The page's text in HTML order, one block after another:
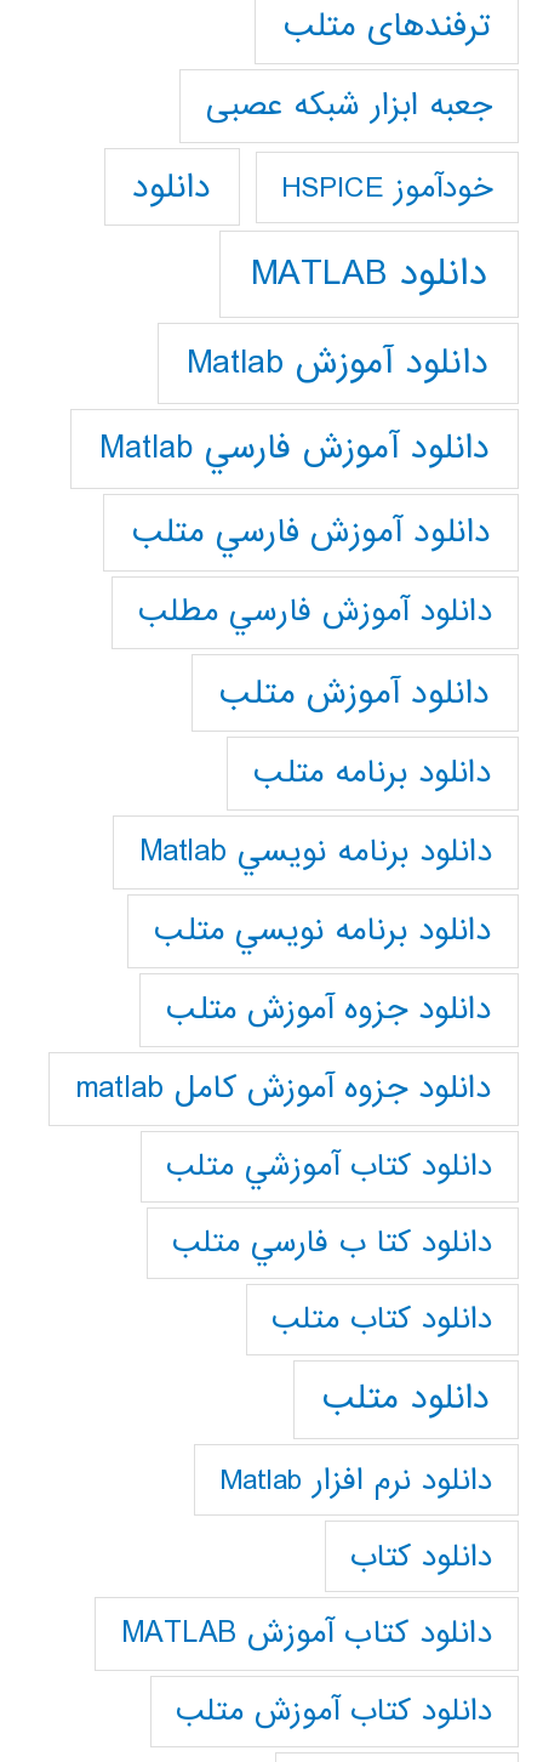
ترفندهای متلب
جعبه ابزار شبکه عصبی
خودآموز HSPICE دانلود
دانلود MATLAB
دانلود آموزش Matlab
دانلود آموزش فارسي Matlab
دانلود آموزش فارسي متلب
دانلود آموزش فارسي مطلب
دانلود آموزش متلب
دانلود برنامه متلب
دانلود برنامه نويسي Matlab
دانلود برنامه نويسي متلب
دانلود جزوه آموزش متلب
دانلود جزوه آموزش کامل matlab
دانلود كتاب آموزشي متلب
دانلود كتا ب فارسي متلب
دانلود كتاب متلب
دانلود متلب
دانلود نرم افزار Matlab
دانلود کتاب
دانلود کتاب آموزش MATLAB
دانلود کتاب آموزش متلب